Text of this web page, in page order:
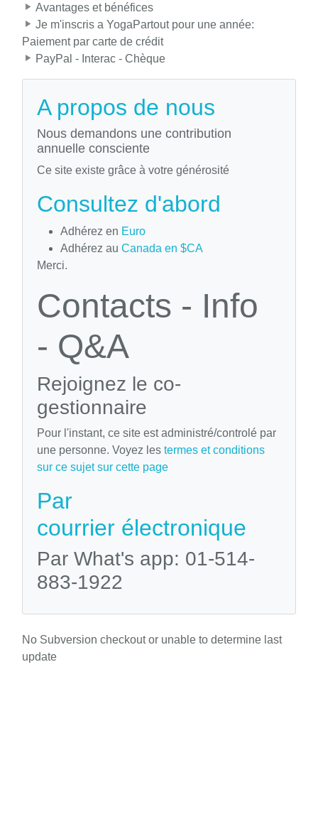
Avantages et bénéfices
Je m'inscris a YogaPartout pour une année:
Paiement par carte de crédit
PayPal - Interac - Chèque
A propos de nous
Nous demandons une contribution
annuelle consciente
Ce site existe grâce à votre générosité
Consultez d'abord
Adhérez en Euro
Adhérez au Canada en $CA
Merci.
Contacts - Info
- Q&A
Rejoignez le co-
gestionnaire
Pour l'instant, ce site est administré/controlé par
une personne. Voyez les termes et conditions
sur ce sujet sur cette page
Par
courrier électronique
Par What's app: 01-514-
883-1922
No Subversion checkout or unable to determine last
update